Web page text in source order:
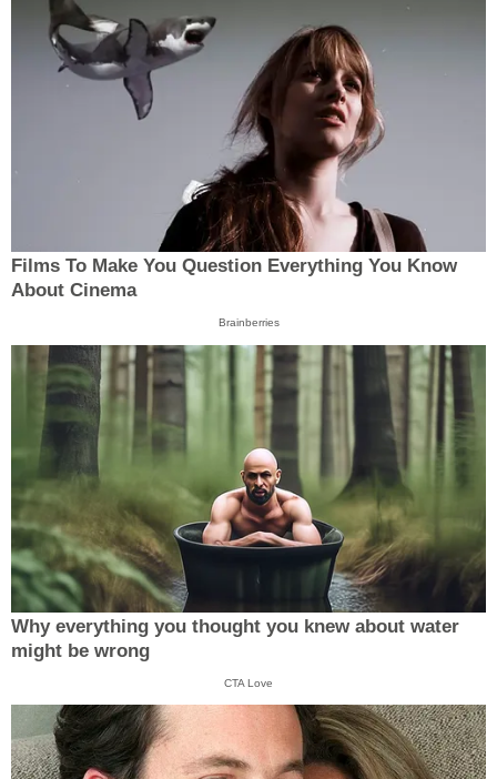
Films To Make You Question Everything You Know
About Cinema
Brainberries
Why everything you thought you knew about water
might be wrong
CTA Love